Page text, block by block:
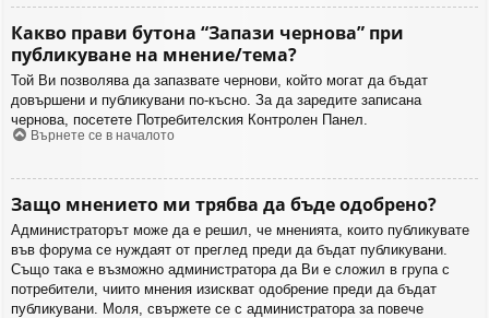
Какво прави бутона “Запази чернова” при
публикуване на мнение/тема?
Той Ви позволява да запазвате чернови, който могат да бъдат
довършени и публикувани по-късно. За да заредите записана
чернова, посетете Потребителския Контролен Панел.
Върнете се в началото
Защо мнението ми трябва да бъде одобрено?
Администраторът може да е решил, че мненията, които публикувате
във форума се нуждаят от преглед преди да бъдат публикувани.
Също така е възможно администратора да Ви е сложил в група с
потребители, чиито мнения изискват одобрение преди да бъдат
публикувани. Моля, свържете се с администратора за повече